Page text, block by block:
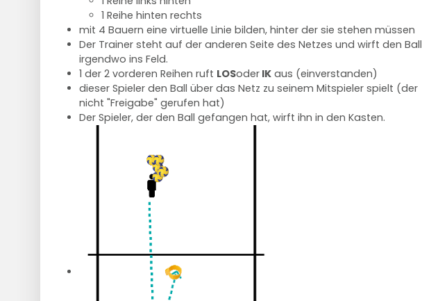
1 Reihe hinten rechts
mit 4 Bauern eine virtuelle Linie bilden, hinter der sie stehen müssen
Der Trainer steht auf der anderen Seite des Netzes und wirft den Ball
irgendwo ins Feld.
1 der 2 vorderen Reihen ruft LOSoderIKaus (einverstanden)
dieser Spieler den Ball über das Netz zu seinem Mitspieler spielt (der
nicht "Freigabe" gerufen hat)
Der Spieler, der den Ball gefangen hat, wirft ihn in den Kasten.